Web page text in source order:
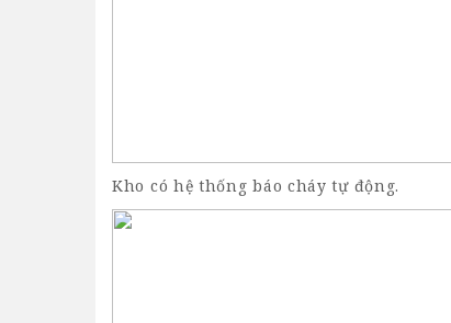
Kho có hệ thống báo cháy tự động.